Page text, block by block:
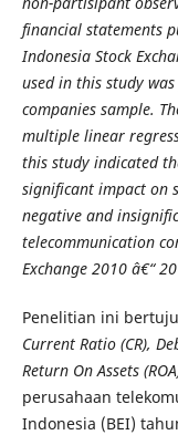
financial statements
Indonesia Stock
used in this study
companies sample.
multiple linear
this study indicated
significant impact on
negative and
telecommunication
Exchange 2010 â€“
Penelitian ini
Current Ratio (CR),
Return On Assets
perusahaan
Indonesia (BEI)